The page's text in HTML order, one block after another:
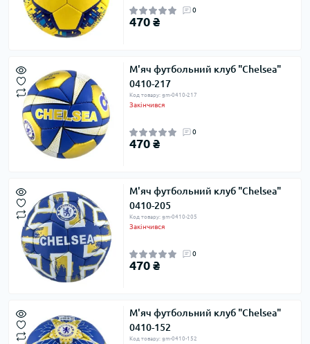
0
470 ₴
М'яч футбольний клуб "Chelsea"
0410-217
Код товару: gm-0410-217
Закінчився
0
470 ₴
М'яч футбольний клуб "Chelsea"
0410-205
Код товару: gm-0410-205
Закінчився
0
470 ₴
М'яч футбольний клуб "Chelsea"
0410-152
Код товару: gm-0410-152